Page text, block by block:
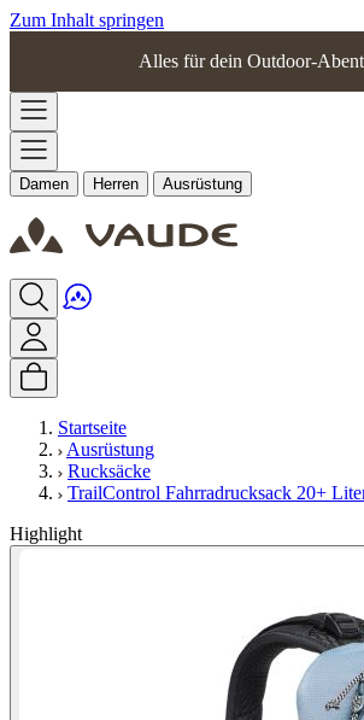
Zum Inhalt springen
Alles für dein Outdoor-
Damen Herren Ausrüstung
Startseite
Ausrüstung
Rucksäcke
TrailControl Fahrradrucksack 20+
Highlight